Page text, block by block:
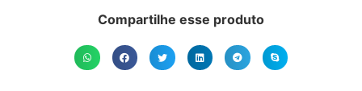
Compartilhe esse produto